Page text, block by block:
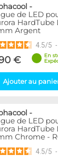
37
59
56
27
17
2
15
3
12
3
-
de LED
HardTube
Argent
4.5/5 -
€
En
Ajouter au
-
de LED
HardTube
Chrome -
4.5/5 -